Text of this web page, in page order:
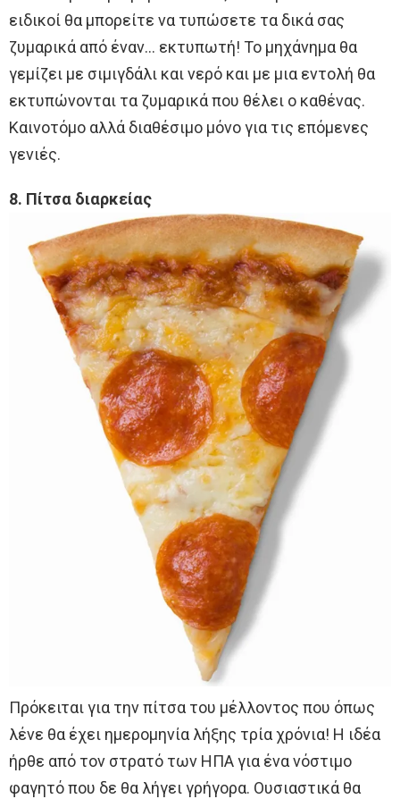
ειδικοί θα μπορείτε να τυπώσετε τα δικά σας
ζυμαρικά από έναν… εκτυπωτή! Το μηχάνημα θα
γεμίζει με σιμιγδάλι και νερό και με μια εντολή θα
εκτυπώνονται τα ζυμαρικά που θέλει ο καθένας.
Καινοτόμο αλλά διαθέσιμο μόνο για τις επόμενες
γενιές.
8. Πίτσα διαρκείας
Πρόκειται για την πίτσα του μέλλοντος που όπως
λένε θα έχει ημερομηνία λήξης τρία χρόνια! Η ιδέα
ήρθε από τον στρατό των ΗΠΑ για ένα νόστιμο
φαγητό που δε θα λήγει γρήγορα. Ουσιαστικά θα